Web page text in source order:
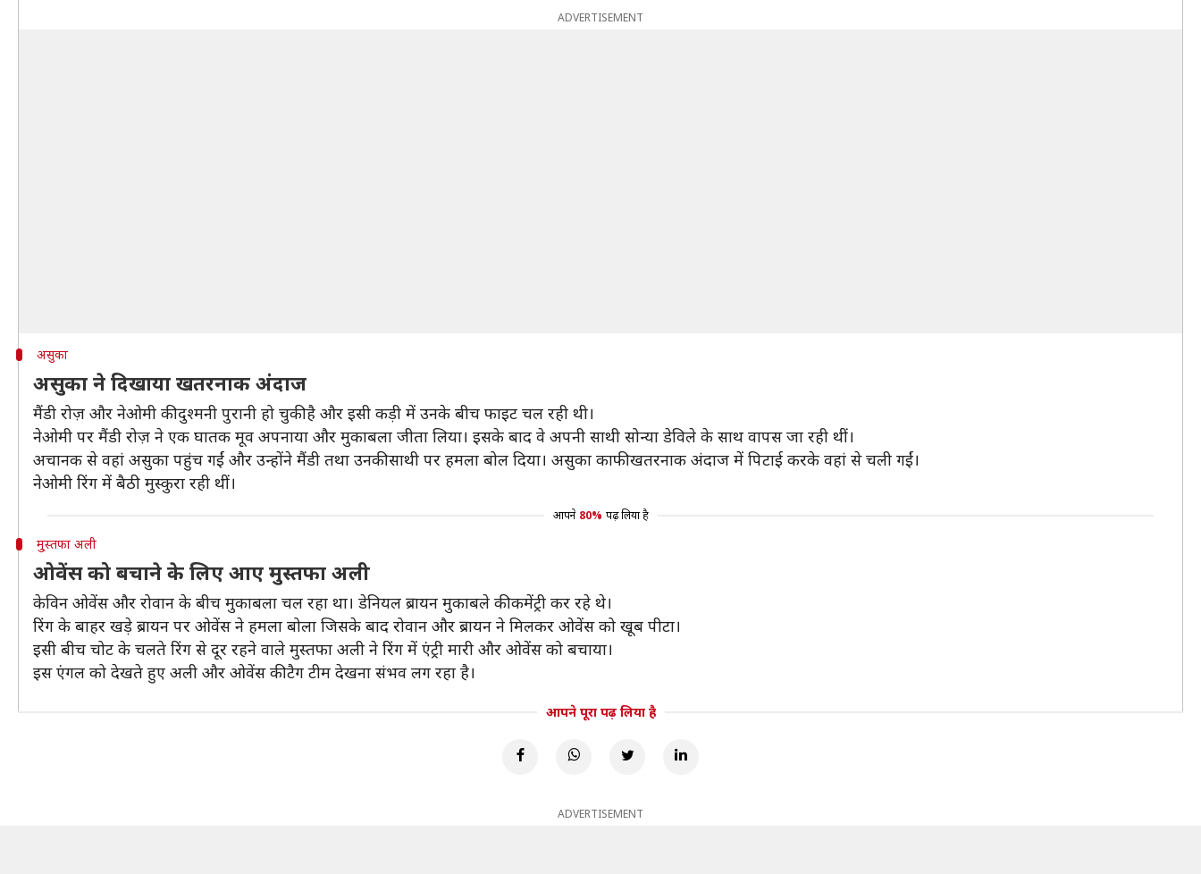
ADVERTISEMENT
असुका
असुका ने दिखाया खतरनाक अंदाज
मैंडी रोज़ और नेओमी की दुश्मनी पुरानी हो चुकी है और इसी कड़ी में उनके बीच फाइट चल रही थी।
नेओमी पर मैंडी रोज़ ने एक घातक मूव अपनाया और मुकाबला जीता लिया। इसके बाद वे अपनी साथी सोन्या डेविले के साथ वापस जा रही थीं।
अचानक से वहां असुका पहुंच गईं और उन्होंने मैंडी तथा उनकी साथी पर हमला बोल दिया। असुका काफी खतरनाक अंदाज में पिटाई करके वहां से चली गईं।
नेओमी रिंग में बैठी मुस्कुरा रही थीं।
आपने 80% पढ़ लिया है
मु्स्तफा अली
ओवेंस को बचाने के लिए आए मुस्तफा अली
केविन ओवेंस और रोवान के बीच मुकाबला चल रहा था। डेनियल ब्रायन मुकाबले की कमेंट्री कर रहे थे।
रिंग के बाहर खड़े ब्रायन पर ओवेंस ने हमला बोला जिसके बाद रोवान और ब्रायन ने मिलकर ओवेंस को खूब पीटा।
इसी बीच चोट के चलते रिंग से दूर रहने वाले मुस्तफा अली ने रिंग में एंट्री मारी और ओवेंस को बचाया।
इस एंगल को देखते हुए अली और ओवेंस की टैग टीम देखना संभव लग रहा है।
आपने पूरा पढ़ लिया है
ADVERTISEMENT